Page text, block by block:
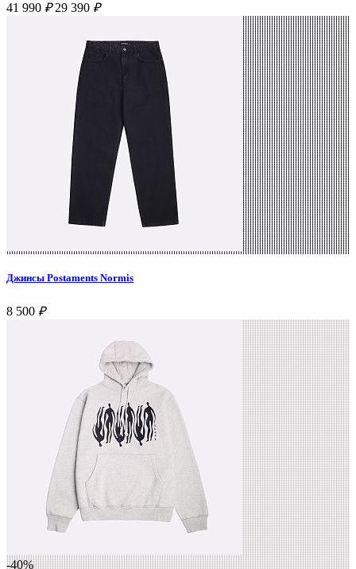
41 990 ₽ 29 390 ₽
Джинсы Postaments Normis
8 500 ₽
-40%